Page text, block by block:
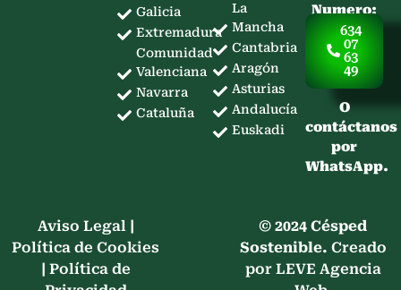
Galicia
Extremadura
Comunidad
Valenciana
Navarra
Cataluña
La
Mancha
Cantabria
Aragón
Asturias
Andalucía
Euskadi
Numero:
634
07
63
49
O
contáctanos
por
WhatsApp.
Aviso Legal |
Política de Cookies
| Política de
© 2024 Césped
Sostenible. Creado
por LEVE Agencia